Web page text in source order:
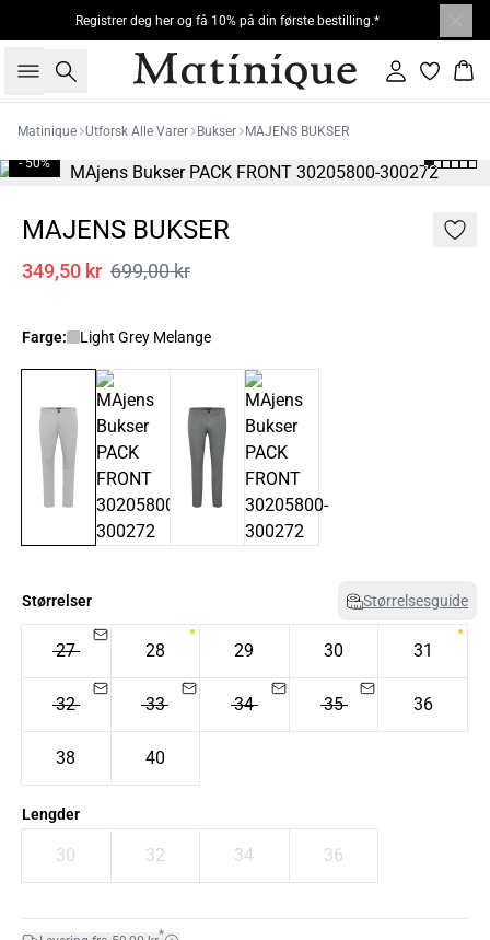
Registrer deg her og få 10% på din første bestilling.*
Søk Logg inn
Matinique Utforsk Alle Varer Bukser MAJENS BUKSER
- 50%
MAJENS BUKSER
349,50 kr 699,00 kr
Farge: Light Grey Melange
Størrelser Størrelsesguide
27 28 29 30 31
32 33 34 35 36
38 40
Lengder
30 32 34 36
*